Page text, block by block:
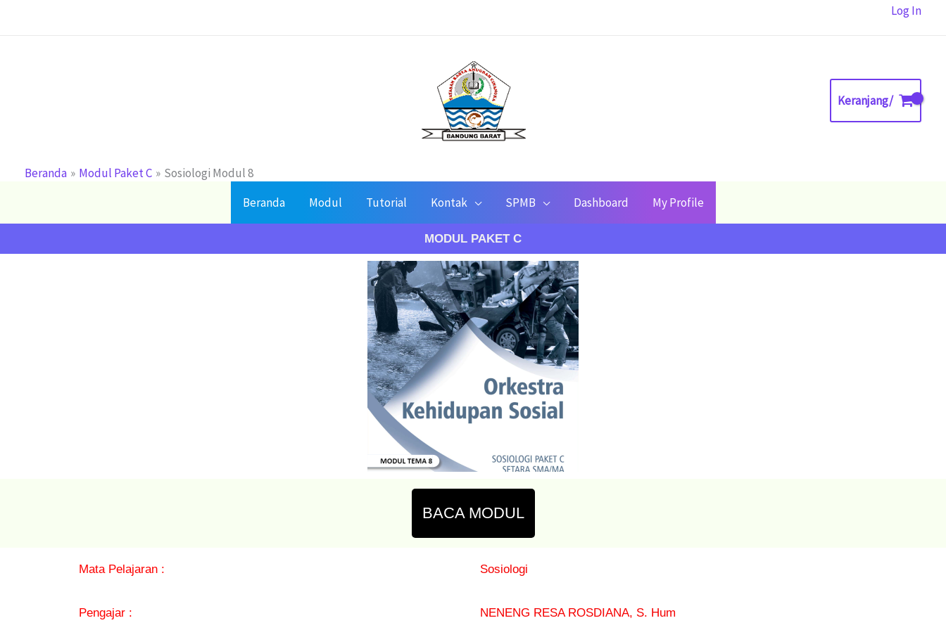
Log In
Keranjang/
Beranda Modul Paket C
Sosiologi Modul 8
Beranda
Modul Tutorial Kontak SPMB Dashboard My Profile
MODUL PAKET C
BACA MODUL
Mata Pelajaran : Sosiologi
Pengajar : NENENG RESA ROSDIANA, S. Hum